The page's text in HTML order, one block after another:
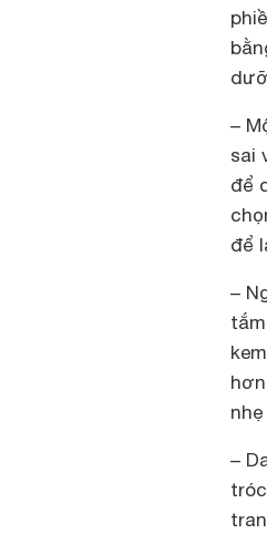
–
sai
để
để
–
–